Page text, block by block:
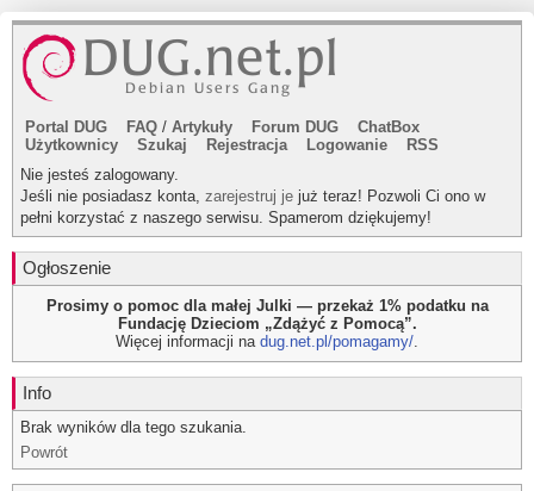
Portal DUG FAQ / Artykuły Forum DUG
ChatBox
Użytkownicy
Szukaj Rejestracja Logowanie
RSS
Nie jesteś zalogowany.
Jeśli nie posiadasz konta, zarejestruj je już teraz! Pozwoli Ci ono w
pełni korzystać z naszego serwisu. Spamerom dziękujemy!
Ogłoszenie
Prosimy o pomoc dla małej Julki — przekaż 1% podatku na
Fundację Dzieciom „Zdążyć z Pomocą”.
Więcej informacji na dug.net.pl/pomagamy/.
Info
Brak wyników dla tego szukania.
Powrót